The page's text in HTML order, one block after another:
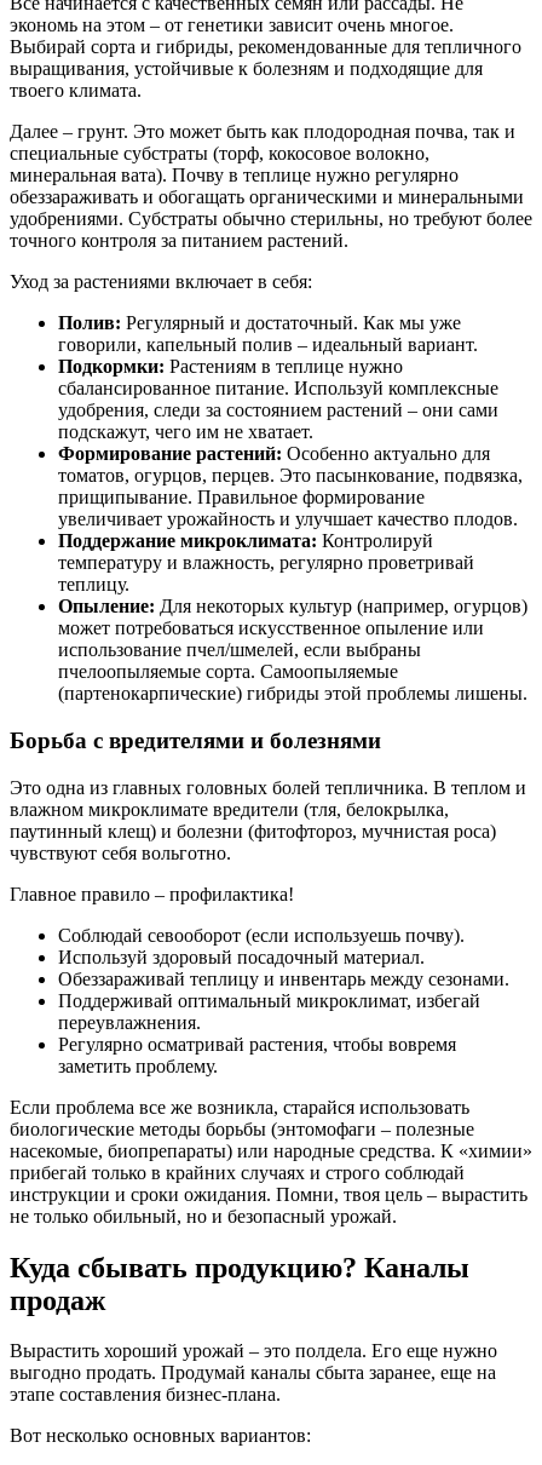
экономь на этом – от генетики зависит очень многое.
Выбирай сорта и гибриды, рекомендованные для тепличного
выращивания, устойчивые к болезням и подходящие для
твоего климата.
Далее – грунт. Это может быть как плодородная почва, так и
специальные субстраты (торф, кокосовое волокно,
минеральная вата). Почву в теплице нужно регулярно
обеззараживать и обогащать органическими и минеральными
удобрениями. Субстраты обычно стерильны, но требуют более
точного контроля за питанием растений.
Уход за растениями включает в себя:
Полив: Регулярный и достаточный. Как мы уже
говорили, капельный полив – идеальный вариант.
Подкормки: Растениям в теплице нужно
сбалансированное питание. Используй комплексные
удобрения, следи за состоянием растений – они сами
подскажут, чего им не хватает.
Формирование растений: Особенно актуально для
томатов, огурцов, перцев. Это пасынкование, подвязка,
прищипывание. Правильное формирование
увеличивает урожайность и улучшает качество плодов.
Поддержание микроклимата: Контролируй
температуру и влажность, регулярно проветривай
теплицу.
Опыление: Для некоторых культур (например, огурцов)
может потребоваться искусственное опыление или
использование пчел/шмелей, если выбраны
пчелоопыляемые сорта. Самоопыляемые
(партенокарпические) гибриды этой проблемы лишены.
Борьба с вредителями и болезнями
Это одна из главных головных болей тепличника. В теплом и
влажном микроклимате вредители (тля, белокрылка,
паутинный клещ) и болезни (фитофтороз, мучнистая роса)
чувствуют себя вольготно.
Главное правило – профилактика!
Соблюдай севооборот (если используешь почву).
Используй здоровый посадочный материал.
Обеззараживай теплицу и инвентарь между сезонами.
Поддерживай оптимальный микроклимат, избегай
переувлажнения.
Регулярно осматривай растения, чтобы вовремя
заметить проблему.
Если проблема все же возникла, старайся использовать
биологические методы борьбы (энтомофаги – полезные
насекомые, биопрепараты) или народные средства. К «химии»
прибегай только в крайних случаях и строго соблюдай
инструкции и сроки ожидания. Помни, твоя цель – вырастить
не только обильный, но и безопасный урожай.
Куда сбывать продукцию? Каналы
продаж
Вырастить хороший урожай – это полдела. Его еще нужно
выгодно продать. Продумай каналы сбыта заранее, еще на
этапе составления бизнес-плана.
Вот несколько основных вариантов: